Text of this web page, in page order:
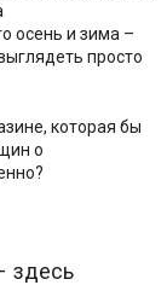
осень и зима –
просто
которая бы
о
здесь